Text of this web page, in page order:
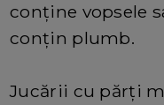
conține vopsele
conțin plumb.
Jucării cu părți